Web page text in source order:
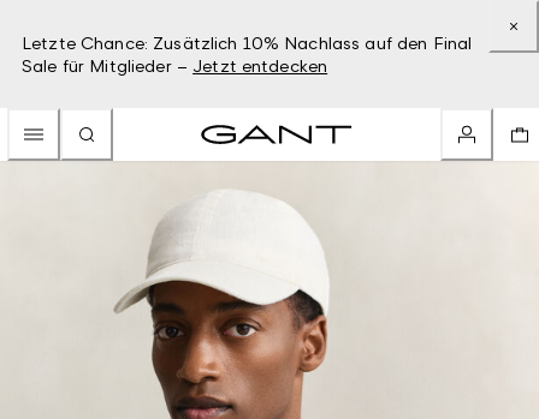
Letzte Chance: Zusätzlich 10% Nachlass auf den Final
Sale für Mitglieder – Jetzt entdecken